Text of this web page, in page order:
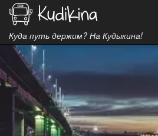
Куда путь держим? На Кудыкина!